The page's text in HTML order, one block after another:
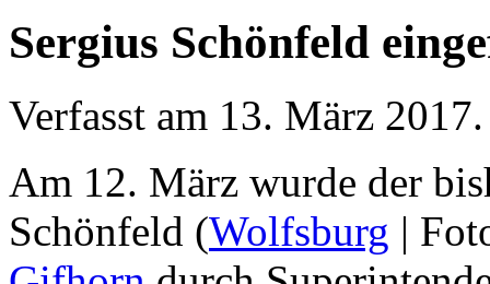
Sergius Schönfeld
Verfasst am 13. März 2017.
Am 12. März wurde der
Schönfeld (Wolfsburg |